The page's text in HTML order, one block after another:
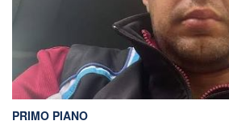
PRIMO PIANO